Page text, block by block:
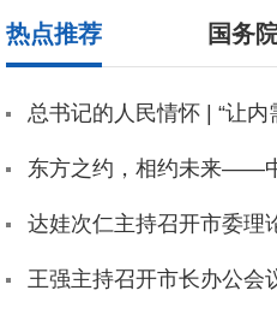
热点推荐 国务
总书记的人民情怀 | “让内需
东方之约，相约未来——中国元首
达娃次仁主持召开市委理论学习中心组集体学习会深入学习贯彻习近平总书记关于城
王强主持召开市长办公会议专题研究电动车